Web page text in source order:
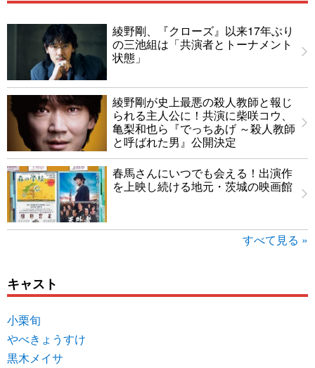
綾野剛、『クローズ』以来17年ぶり
の三池組は「共演者とトーナメント
状態」
綾野剛が史上最悪の殺人教師と報じ
られる主人公に！共演に柴咲コウ、
亀梨和也ら『でっちあげ ～殺人教師
と呼ばれた男』公開決定
春馬さんにいつでも会える！出演作
を上映し続ける地元・茨城の映画館
すべて見る »
キャスト
小栗旬
やべきょうすけ
黒木メイサ